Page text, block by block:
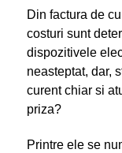
Din factura de
costuri sunt
dispozitivele
neasteptat, dar,
curent chiar si
priza?
Printre ele se